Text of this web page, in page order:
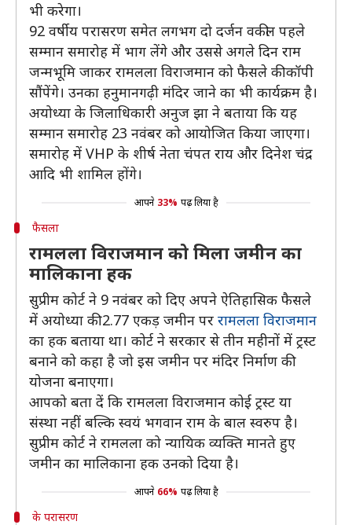
भी करेगा।
92 वर्षीय परासरण समेत लगभग दो दर्जन वकील पहले
सम्मान समारोह में भाग लेंगे और उससे अगले दिन राम
जन्मभूमि जाकर रामलला विराजमान को फैसले की कॉपी
सौंपेंगे। उनका हनुमानगढ़ी मंदिर जाने का भी कार्यक्रम है।
अयोध्या के जिलाधिकारी अनुज झा ने बताया कि यह
सम्मान समारोह 23 नवंबर को आयोजित किया जाएगा।
समारोह में VHP के शीर्ष नेता चंपत राय और दिनेश चंद्र
आदि भी शामिल होंगे।
आपने 33% पढ़ लिया है
फैसला
रामलला विराजमान को मिला जमीन का
मालिकाना हक
सुप्रीम कोर्ट ने 9 नवंबर को दिए अपने ऐतिहासिक फैसले
में अयोध्या की 2.77 एकड़ जमीन पर रामलला विराजमान
का हक बताया था। कोर्ट ने सरकार से तीन महीनों में ट्रस्ट
बनाने को कहा है जो इस जमीन पर मंदिर निर्माण की
योजना बनाएगा।
आपको बता दें कि रामलला विराजमान कोई ट्रस्ट या
संस्था नहीं बल्कि स्वयं भगवान राम के बाल स्वरुप है।
सुप्रीम कोर्ट ने रामलला को न्यायिक व्यक्ति मानते हुए
जमीन का मालिकाना हक उनको दिया है।
आपने 66% पढ़ लिया है
के परासरण